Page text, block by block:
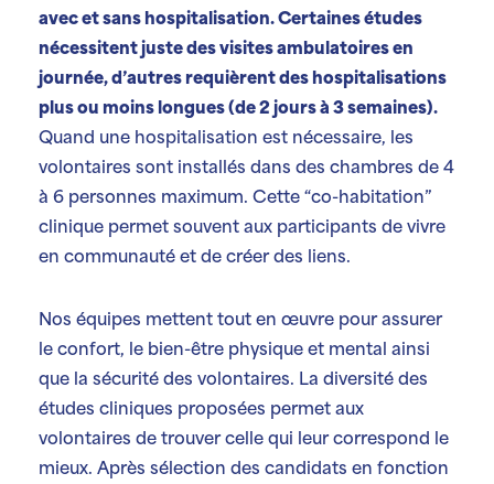
avec et sans hospitalisation. Certaines études
nécessitent juste des visites ambulatoires en
journée, d’autres requièrent des hospitalisations
plus ou moins longues (de 2 jours à 3 semaines).
Quand une hospitalisation est nécessaire, les
volontaires sont installés dans des chambres de 4
à 6 personnes maximum. Cette “co-habitation”
clinique permet souvent aux participants de vivre
en communauté et de créer des liens.
Nos équipes mettent tout en œuvre pour assurer
le confort, le bien-être physique et mental ainsi
que la sécurité des volontaires. La diversité des
études cliniques proposées permet aux
volontaires de trouver celle qui leur correspond le
mieux. Après sélection des candidats en fonction